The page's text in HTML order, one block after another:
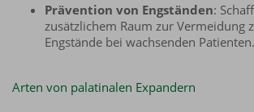
Prävention von Engständen:
zusätzlichem Raum zur Vermeidung
Engstände bei wachsenden Patienten.
Arten von palatinalen Expandern